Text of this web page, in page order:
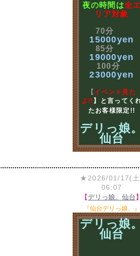
夜の時間は全
リア対象
70分
15000yen
85分
19000yen
100分
23000yen
【 イベント見た
よ!! 】と言ってく
たお客様限定!!
デリっ娘
仙台
★2026/01/17(
06:07
【デリっ娘。仙台
『仙台デリっ娘。』
デリっ娘
仙台